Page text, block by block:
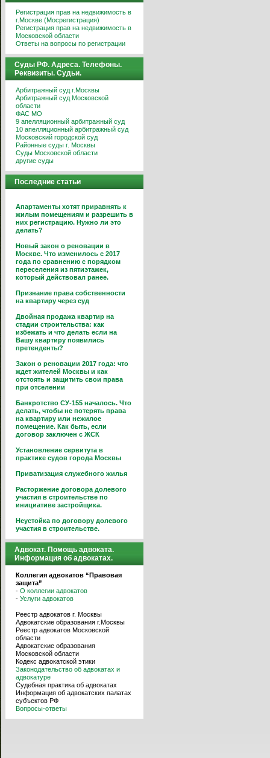
Регистрация прав на недвижимость в
г.Москве (Мосрегистрация)
Регистрация прав на недвижимость в
Московской области
Ответы на вопросы по регистрации
Суды РФ. Адреса. Телефоны.
Реквизиты. Судьи.
Арбитражный суд г.Москвы
Арбитражный суд Московской
области
ФАС МО
9 апелляционный арбитражный суд
10 апелляционный арбитражный суд
Московский городской суд
Районные суды г. Москвы
Суды Московской области
другие суды
Последние статьи
Апартаменты хотят приравнять к
жилым помещениям и разрешить в
них регистрацию. Нужно ли это
делать?
Новый закон о реновации в
Москве. Что изменилось с 2017
года по сравнению с порядком
переселения из пятиэтажек,
который действовал ранее.
Признание права собственности
на квартиру через суд
Двойная продажа квартир на
стадии строительства: как
избежать и что делать если на
Вашу квартиру появились
претенденты?
Закон о реновации 2017 года: что
ждет жителей Москвы и как
отстоять и защитить свои права
при отселении
Банкротство СУ-155 началось. Что
делать, чтобы не потерять права
на квартиру или нежилое
помещение. Как быть, если
договор заключен с ЖСК
Установление сервитута в
практике судов города Москвы
Приватизация служебного жилья
Расторжение договора долевого
участия в строительстве по
инициативе застройщика.
Неустойка по договору долевого
участия в строительстве.
Адвокат. Помощь адвоката.
Информация об адвокатах.
Коллегия адвокатов “Правовая
защита”
- О коллегии адвокатов
- Услуги адвокатов
Реестр адвокатов г. Москвы
Адвокатские образования г.Москвы
Реестр адвокатов Московской
области
Адвокатские образования
Московской области
Кодекс адвокатской этики
Законодательство об адвокатах и
адвокатуре
Судебная практика об адвокатах
Информация об адвокатских палатах
субъектов РФ
Вопросы-ответы